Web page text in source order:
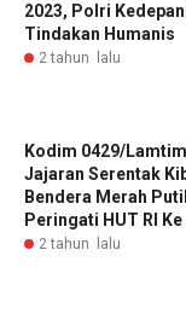
2023, Polri
Tindakan Humanis
2 tahun lalu
Kodim 0429/
Jajaran Serentak
Bendera Merah
Peringati HUT RI Ke
2 tahun lalu